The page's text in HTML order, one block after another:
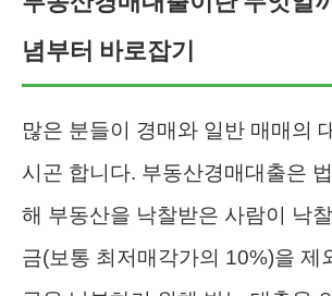
념부터 바로잡기
많은 분들이 경매와 일반 매매의
시곤 합니다. 부동산경매대출은
해 부동산을 낙찰받은 사람이 낙
금(보통 최저매각가의 10%)을 제